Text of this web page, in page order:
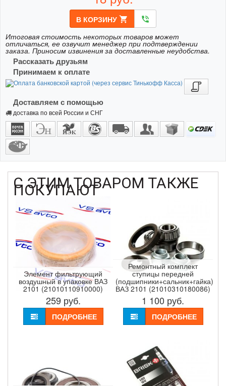
В КОРЗИНУ shopping_cart phone_in_talk
Итоговая стоимость некоторых товаров может
отличаться, ее озвучит менеджер при подтверждении
заказа. Приносим извинения за доставленные неудобства.
Рассказать друзьям
Принимаем к оплате
Доставляем с помощью
доставка по всей России и СНГ
С ЭТИМ ТОВАРОМ ТАКЖЕ
ПОКУПАЮТ
Элемент фильтрующий
воздушный в упаковке ВАЗ
2101 (21010110910000)
259 руб.
ПОДРОБНЕЕ
Ремонтный комплект
ступицы передней
(подшипники+сальник+гайка)
ВАЗ 2101 (21010310180086)
1 100 руб.
ПОДРОБНЕЕ